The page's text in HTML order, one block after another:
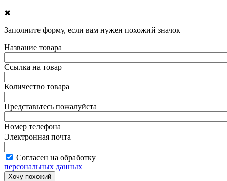
✖
Заполните форму, если вам нужен похожий значок
Название товара
Ссылка на товар
Количество товара
Представьтесь пожалуйста
Номер телефона
Электронная почта
Согласен на обработку
персональных данных